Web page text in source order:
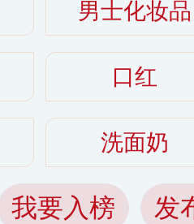
男士化妆品
口红
洗面奶
我要入榜 发